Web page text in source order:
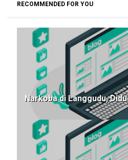
RECOMMENDED FOR YOU
Narkoba di Langgudu,